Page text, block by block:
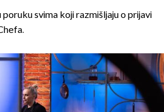
poruku svima koji razmišljaju o prijavi